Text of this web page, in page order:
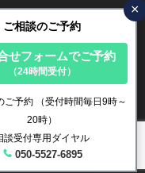
ご相談のご予約
×
せフォームでご予約
（24時間受付）
ご予約
（受付時間毎日9時～
20時）
談受付専用ダイヤル
050-5527-6895
事務所